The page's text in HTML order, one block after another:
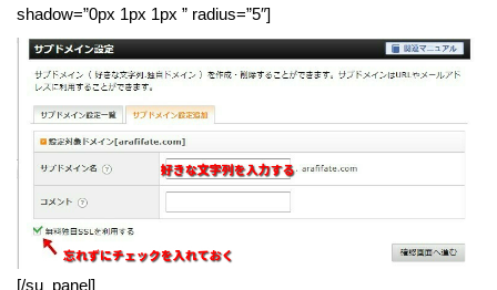
shadow=”0px 1px 1px ” radius=”5″]
[/su_panel]